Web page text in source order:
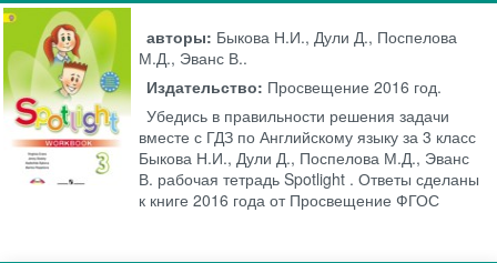
авторы: Быкова Н.И., Дули Д., Поспелова
М.Д., Эванс В..
Издательство: Просвещение 2016 год.
Убедись в правильности решения задачи
вместе с ГДЗ по Английскому языку за 3 класс
Быкова Н.И., Дули Д., Поспелова М.Д., Эванс
В. рабочая тетрадь Spotlight . Ответы сделаны
к книге 2016 года от Просвещение ФГОС